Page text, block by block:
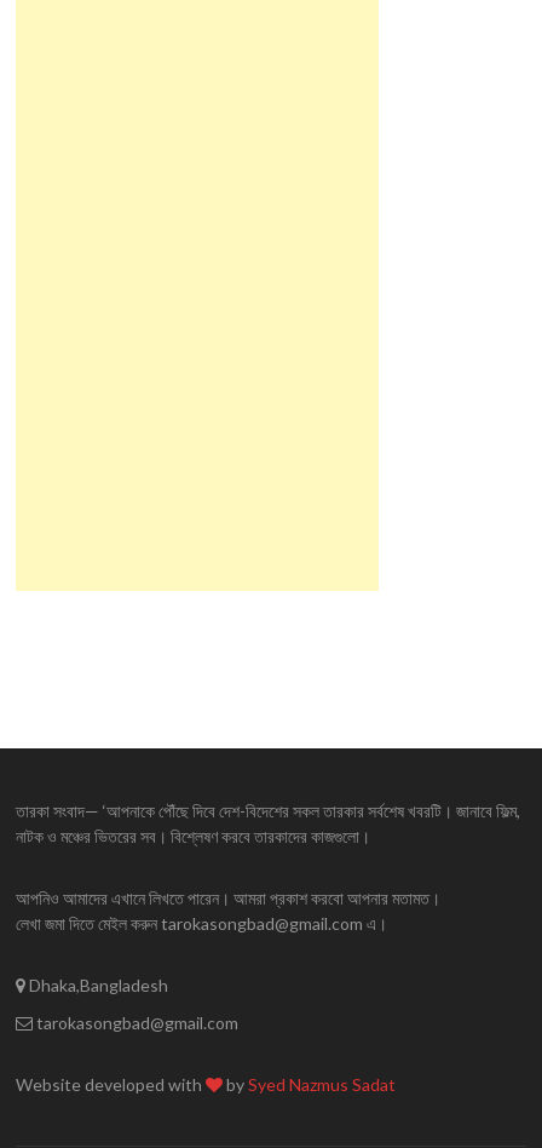
তারকা সংবাদ— ‘আপনাকে পৌঁছে দিবে দেশ-বিদেশের সকল তারকার সর্বশেষ খবরটি। জানাবে ফিল্ম,
নাটক ও মঞ্চের ভিতরের সব। বিশ্লেষণ করবে তারকাদের কাজগুলো।
আপনিও আমাদের এখানে লিখতে পারেন। আমরা প্রকাশ করবো আপনার মতামত।
লেখা জমা দিতে মেইল করুন tarokasongbad@gmail.com এ।
Dhaka,Bangladesh
tarokasongbad@gmail.com
Website developed with bySyed Nazmus Sadat